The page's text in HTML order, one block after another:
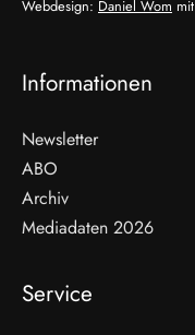
Webdesign: Daniel Wom mit
Informationen
Newsletter
ABO
Archiv
Mediadaten 2026
Service